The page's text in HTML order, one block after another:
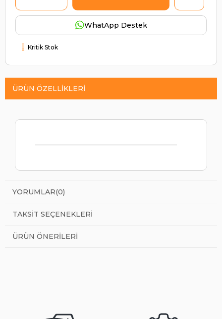
WhatApp Destek
Kritik Stok
ÜRÜN ÖZELLIKLERI
YORUMLAR(0)
TAKSIT SEÇENEKLERI
ÜRÜN ÖNERILERI